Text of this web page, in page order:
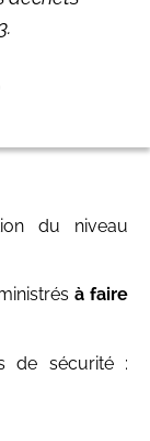
du niveau
à faire
de sécurité :